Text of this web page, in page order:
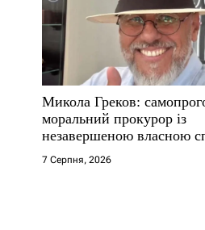
Микола Греков:
моральний прокурор із
незавершеною власною
7 Серпня, 2026